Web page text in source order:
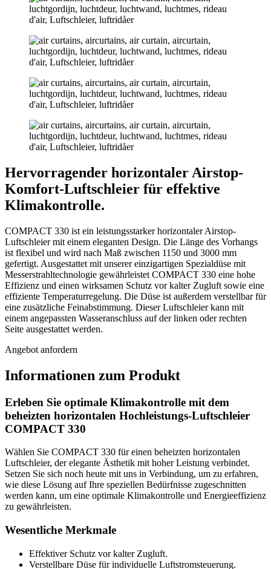
Hervorragender horizontaler Airstop-
Komfort-Luftschleier für effektive
Klimakontrolle.
COMPACT 330 ist ein leistungsstarker horizontaler Airstop-
Luftschleier mit einem eleganten Design. Die Länge des Vorhangs
ist flexibel und wird nach Maß zwischen 1150 und 3000 mm
gefertigt. Ausgestattet mit unserer einzigartigen Spezialdüse mit
Messerstrahltechnologie gewährleistet COMPACT 330 eine hohe
Effizienz und einen wirksamen Schutz vor kalter Zugluft sowie eine
effiziente Temperaturregelung. Die Düse ist außerdem verstellbar für
eine zusätzliche Feinabstimmung. Dieser Luftschleier kann mit
einem angepassten Wasseranschluss auf der linken oder rechten
Seite ausgestattet werden.
Angebot anfordern
Informationen zum Produkt
Erleben Sie optimale Klimakontrolle mit dem
beheizten horizontalen Hochleistungs-Luftschleier
COMPACT 330
Wählen Sie COMPACT 330 für einen beheizten horizontalen
Luftschleier, der elegante Ästhetik mit hoher Leistung verbindet.
Setzen Sie sich noch heute mit uns in Verbindung, um zu erfahren,
wie diese Lösung auf Ihre speziellen Bedürfnisse zugeschnitten
werden kann, um eine optimale Klimakontrolle und Energieeffizienz
zu gewährleisten.
Wesentliche Merkmale
Effektiver Schutz vor kalter Zugluft.
Verstellbare Düse für individuelle Luftstromsteuerung.